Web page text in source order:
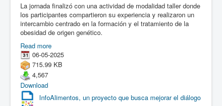
La jornada finalizó con una actividad de modalidad taller donde
los participantes compartieron su experiencia y realizaron un
intercambio centrado en la formación y el tratamiento de la
obesidad de origen genético.
Read more
06-05-2025
715.99 KB
4,567
Download
InfoAlimentos, un proyecto que busca mejorar el diálogo